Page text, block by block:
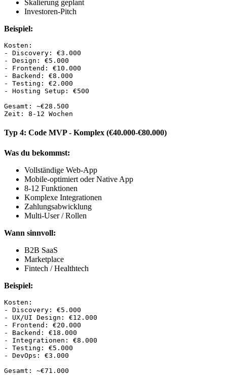
Skalierung geplant
Investoren-Pitch
Beispiel:
Kosten:
- Discovery: €3.000
- Design: €5.000
- Frontend: €10.000
- Backend: €8.000
- Testing: €2.000
- Hosting Setup: €500
Gesamt: ~€28.500
Typ 4: Code MVP - Komplex (€40.000-€80.000)
Was du bekommst:
Vollständige Web-App
Mobile-optimiert oder Native App
8-12 Funktionen
Komplexe Integrationen
Zahlungsabwicklung
Multi-User / Rollen
Wann sinnvoll:
B2B SaaS
Marketplace
Fintech / Healthtech
Beispiel:
Kosten:
- Discovery: €5.000
- UX/UI Design: €12.000
- Frontend: €20.000
- Backend: €18.000
- Integrationen: €8.000
- Testing: €5.000
- DevOps: €3.000
Gesamt: ~€71.000